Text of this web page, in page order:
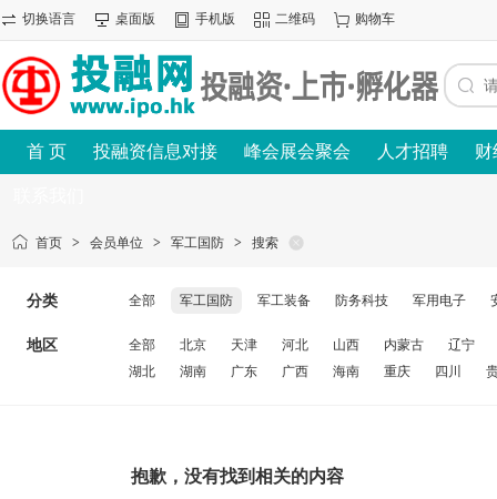
切换语言 桌面版 手机版 二维码 购物车
首 页 投融资信息对接 峰会展会聚会 人才招聘 财
首页 > 会员单位 > 军工国防 > 搜索
分类 全部 军工国防 军工装备 防务科技 军用电子
地区 全部 北京 天津 河北 山西 内蒙古
辽宁
湖北
湖南 广东 广西 海南 重庆 四川
抱歉，没有找到相关的内容